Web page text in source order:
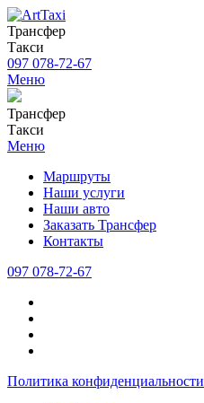
Трансфер
Такси
097 078-72-67
Меню
Трансфер
Такси
Меню
Маршруты
Наши услуги
Наши авто
Заказать Трансфер
Контакты
097 078-72-67
Политика конфиденциальности